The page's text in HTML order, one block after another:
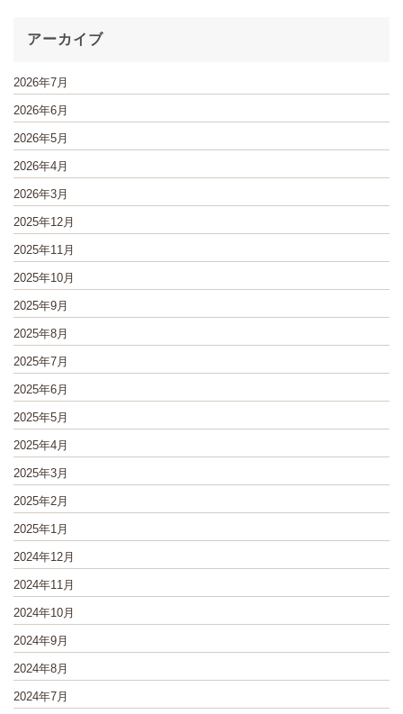
アーカイブ
2026年7月
2026年6月
2026年5月
2026年4月
2026年3月
2025年12月
2025年11月
2025年10月
2025年9月
2025年8月
2025年7月
2025年6月
2025年5月
2025年4月
2025年3月
2025年2月
2025年1月
2024年12月
2024年11月
2024年10月
2024年9月
2024年8月
2024年7月